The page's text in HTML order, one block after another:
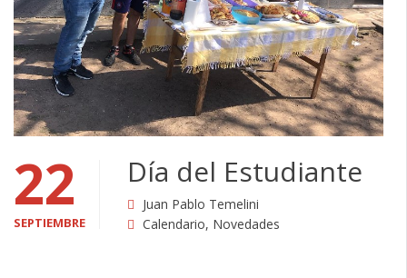
22
SEPTIEMBRE
Día del Estudiante
Juan Pablo Temelini
Calendario, Novedades